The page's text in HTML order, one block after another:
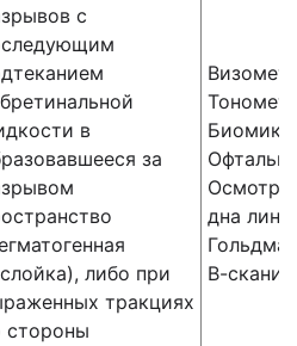
с
в
за
либо при
тракциях
стороны
Осмотр
дна
В-